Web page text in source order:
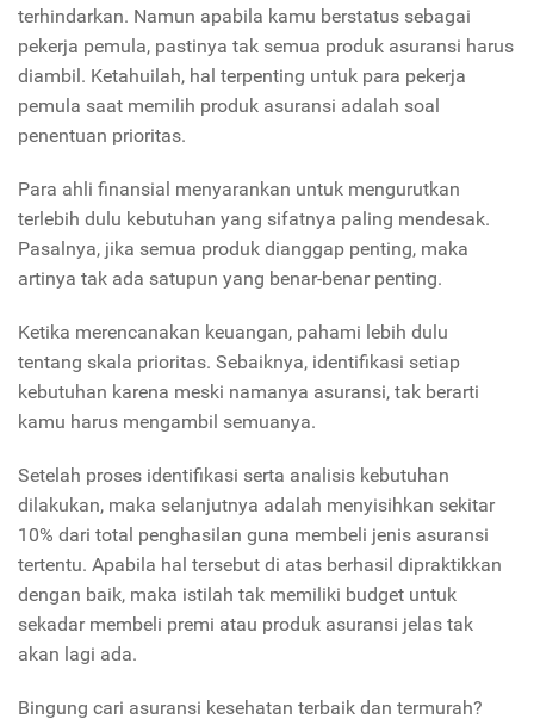
terhindarkan. Namun apabila kamu berstatus sebagai
pekerja pemula, pastinya tak semua produk asuransi harus
diambil. Ketahuilah, hal terpenting untuk para pekerja
pemula saat memilih produk asuransi adalah soal
penentuan prioritas.
Para ahli finansial menyarankan untuk mengurutkan
terlebih dulu kebutuhan yang sifatnya paling mendesak.
Pasalnya, jika semua produk dianggap penting, maka
artinya tak ada satupun yang benar-benar penting.
Ketika merencanakan keuangan, pahami lebih dulu
tentang skala prioritas. Sebaiknya, identifikasi setiap
kebutuhan karena meski namanya asuransi, tak berarti
kamu harus mengambil semuanya.
Setelah proses identifikasi serta analisis kebutuhan
dilakukan, maka selanjutnya adalah menyisihkan sekitar
10% dari total penghasilan guna membeli jenis asuransi
tertentu. Apabila hal tersebut di atas berhasil dipraktikkan
dengan baik, maka istilah tak memiliki budget untuk
sekadar membeli premi atau produk asuransi jelas tak
akan lagi ada.
Bingung cari asuransi kesehatan terbaik dan termurah?